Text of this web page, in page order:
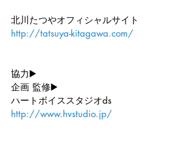
北川たつやオフィシャルサイト
http://tatsuya-kitagawa.com/
協力▶️
企画 監修▶️
ハートボイススタジオds
http://www.hvstudio.jp/